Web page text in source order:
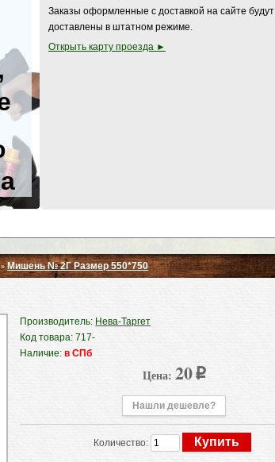
Заказы оформленные с доставкой на сайте будут
доставлены в штатном режиме.
Открыть карту проезда ►
» Мишень № 2Г Размер 550*750
Производитель: Нева-Таргет
Код товара: 717-
Наличие:в СПб
Цена: 20p
Нашли дешевле?
Количество: